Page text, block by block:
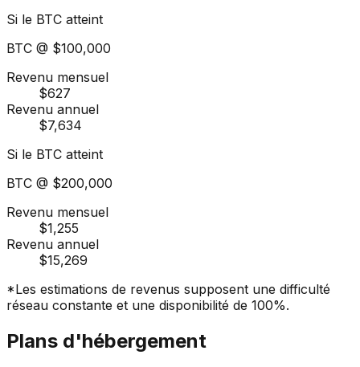
Si le BTC atteint
BTC @ $100,000
Revenu mensuel
$627
Revenu annuel
$7,634
Si le BTC atteint
BTC @ $200,000
Revenu mensuel
$1,255
Revenu annuel
$15,269
*Les estimations de revenus supposent une difficulté
réseau constante et une disponibilité de 100%.
Plans d'hébergement